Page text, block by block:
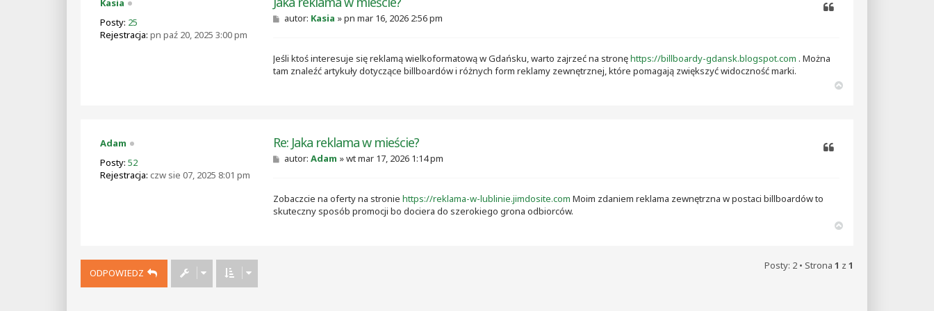
Kasia
Posty: 25
Rejestracja: pn paź 20, 2025 3:00 pm
Pautor: Kasia »pn mar 16, 2026 2:56 pm
Jeśli ktoś interesuje się reklamą wielkoformatową w Gdańsku, warto zajrzeć na stronęhttps://billboardy-gdansk.blogspot.com . Można
tam znaleźć artykuły dotyczące billboardów i różnych form reklamy zewnętrznej, które pomagają zwiększyć widoczność marki.
Adam
Posty: 52
Rejestracja: czw sie 07, 2025 8:01 pm
Re: Jaka reklama w mieście?
Pautor:Adam »wt mar 17, 2026 1:14 pm
Zobaczcie na oferty na stroniehttps://reklama-w-lublinie.jimdosite.com Moim zdaniem reklama zewnętrzna w postaci billboardów to
skuteczny sposób promocji bo dociera do szerokiego grona odbiorców.
ó
ODPOWIEDZ
Posty: 2 • Strona 1 z 1